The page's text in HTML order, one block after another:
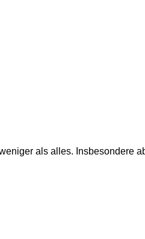
als alles. Insbesondere